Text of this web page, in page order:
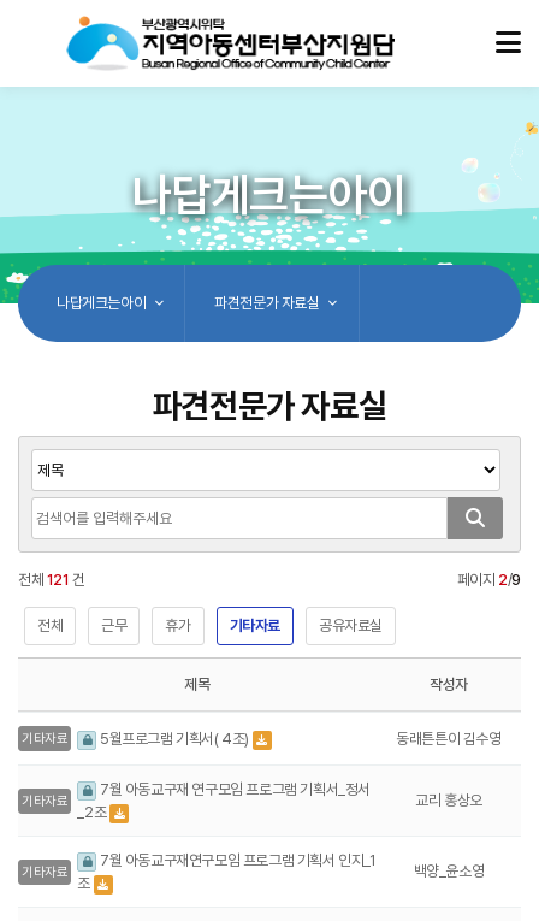
나답게크는아이
나답게크는아이 파견전문가 자료실
파견전문가 자료실
전체 121 건 페이지 2/9
전체 근무 휴가 기타자료 공유자료실
제목 작성자
기타자료 5월프로그램 기획서( 4조) 동래튼튼이 김수영
기타자료
7월 아동교구재 연구모임 프로그램 기획서_정서
_2조
교리 홍상오
기타자료
7월 아동교구재연구모임 프로그램 기획서 인지_1
조
백양_윤소영